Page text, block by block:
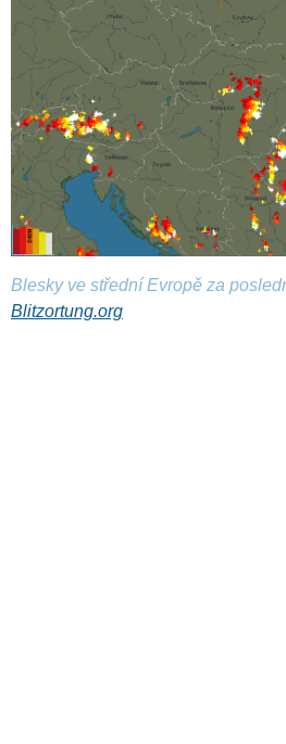
Blesky ve střední Evropě za
Blitzortung.org